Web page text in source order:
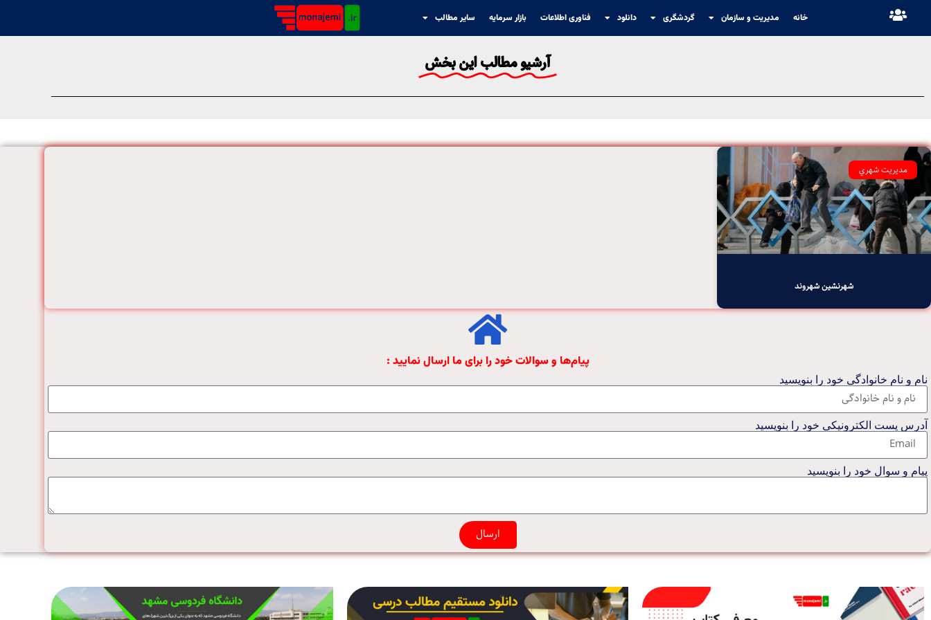
خانه مدیریت و سازمان گردشگری دانلود فناوری اطلاعات بازار سرمایه سایر مطالب
آرشیو مطالب این بخش
مديريت شهري
شهرنشین شهروند
پیام‌ها و سوالات خود را برای ما ارسال نمایید :
نام و نام خانوادگی خود را بنویسید
آدرس پست الکترونیکی خود را بنویسید
پیام و سوال خود را بنویسید
ارسال